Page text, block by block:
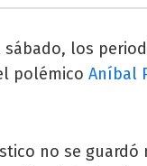
sábado, los
polémico Aníbal
no se guardó